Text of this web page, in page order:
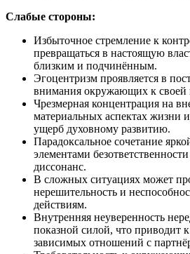
Слабые стороны:
Избыточное стремление к
превращаться в настоящую
близким и подчинённым.
Эгоцентризм проявляется в
внимания окружающих к своей
Чрезмерная концентрация на
материальных аспектах жизни
ущерб духовному развитию.
Парадоксальное сочетание
элементами
диссонанс.
В сложных ситуациях может
нерешительность и
действиям.
Внутренняя неуверенность
показной силой, что приводит
зависимых отношений с